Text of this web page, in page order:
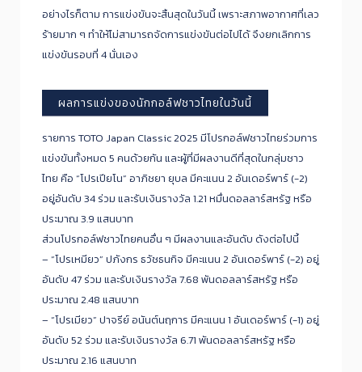
อย่างไรก็ตาม การแข่งขันจะสิ้นสุดในวันนี้ เพราะสภาพอากาศที่เลว
ร้ายมาก ๆ ทำให้ไม่สามารถจัดการแข่งขันต่อไปได้ จึงยกเลิกการ
แข่งขันรอบที่ 4 นั่นเอง
ผลการแข่งของนักกอล์ฟชาวไทยในวันนี้
รายการ TOTO Japan Classic 2025 มีโปรกอล์ฟชาวไทยร่วมการ
แข่งขันทั้งหมด 5 คนด้วยกัน และผู้ที่มีผลงานดีที่สุดในกลุ่มชาว
ไทย คือ “โปรเปียโน” อาภิชยา ยุบล มีคะแนน 2 อันเดอร์พาร์ (-2)
อยู่อันดับ 34 ร่วม และรับเงินรางวัล 1.21 หมื่นดอลลาร์สหรัฐ หรือ
ประมาณ 3.9 แสนบาท
ส่วนโปรกอล์ฟชาวไทยคนอื่น ๆ มีผลงานและอันดับ ดังต่อไปนี้
– “โปรเหมียว” ปภังกร ธวัชธนกิจ มีคะแนน 2 อันเดอร์พาร์ (-2) อยู่
อันดับ 47 ร่วม และรับเงินรางวัล 7.68 พันดอลลาร์สหรัฐ หรือ
ประมาณ 2.48 แสนบาท
– “โปรเมียว” ปาจรีย์ อนันต์นฤการ มีคะแนน 1 อันเดอร์พาร์ (-1) อยู่
อันดับ 52 ร่วม และรับเงินรางวัล 6.71 พันดอลลาร์สหรัฐ หรือ
ประมาณ 2.16 แสนบาท